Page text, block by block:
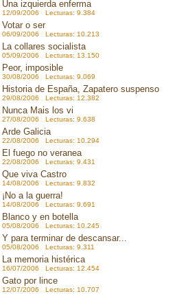
Una izquierda enferma
12/09/2006 Lecturas: 9.384
Votar o ser
06/09/2006 Lecturas: 10.213
La collares socialista
05/09/2006 Lecturas: 13.150
Peor, imposible
30/08/2006 Lecturas: 9.069
Historia de España, Zapatero suspenso
29/08/2006 Lecturas: 12.382
Nunca Mais los vi
27/08/2006 Lecturas: 9.638
Arde Galicia
22/08/2006 Lecturas: 10.294
El fuego no veranea
22/08/2006 Lecturas: 9.431
Que viva Castro
14/08/2006 Lecturas: 9.832
¡No a la guerra!
14/08/2006 Lecturas: 9.691
Blanco y en botella
05/08/2006 Lecturas: 10.245
Y para terminar de descansar...
05/08/2006 Lecturas: 9.311
La memoria histérica
16/07/2006 Lecturas: 12.454
Gato por lince
12/07/2006 Lecturas: 10.707